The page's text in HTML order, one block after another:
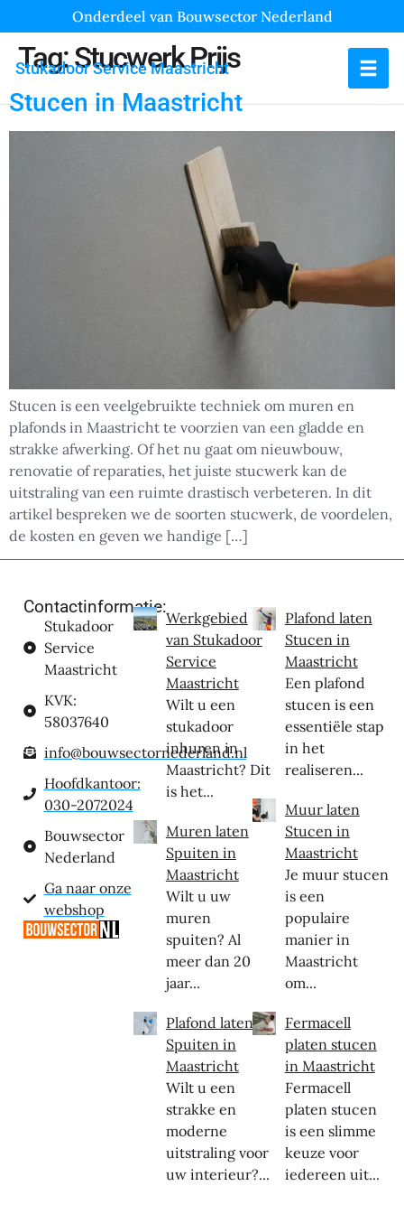
Onderdeel van Bouwsector Nederland
Stukadoor Service Maastricht
Tag:Stucwerk Prijs
Stucen in Maastricht
Stucen is een veelgebruikte techniek om muren en
plafonds in Maastricht te voorzien van een gladde en
strakke afwerking. Of het nu gaat om nieuwbouw,
renovatie of reparaties, het juiste stucwerk kan de
uitstraling van een ruimte drastisch verbeteren. In dit
artikel bespreken we de soorten stucwerk, de voordelen,
de kosten en geven we handige […]
Contactinformatie:
Stukadoor
Service
Maastricht
KVK:
58037640
info@bouwsectornederland.nl
Hoofdkantoor:
030-2072024
Bouwsector
Nederland
Ga naar onze
webshop
Werkgebied
van Stukadoor
Service
Maastricht
Wilt u een
stukadoor
inhuren in
Maastricht? Dit
is het...
Muren laten
Spuiten in
Maastricht
Wilt u uw
muren
spuiten? Al
meer dan 20
jaar...
Plafond laten
Spuiten in
Maastricht
Wilt u een
strakke en
moderne
uitstraling voor
uw interieur?...
Plafond laten
Stucen in
Maastricht
Een plafond
stucen is een
essentiële stap
in het
realiseren...
Muur laten
Stucen in
Maastricht
Je muur stucen
is een
populaire
manier in
Maastricht
om...
Fermacell
platen stucen
in Maastricht
Fermacell
platen stucen
is een slimme
keuze voor
iedereen uit...